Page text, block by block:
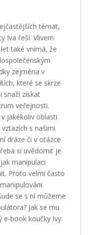
témat,
Iva řeší. Vlivem
také vnímá, že
zejména v
které se skrze
snaží získat
veřejnosti.
jakékoliv oblasti
s našimi
dráze či v otázce
si uvědomit je
manipulaci
Proto velmi často
se s ní můžeme
Jak se mu
e-book koučky Ivy